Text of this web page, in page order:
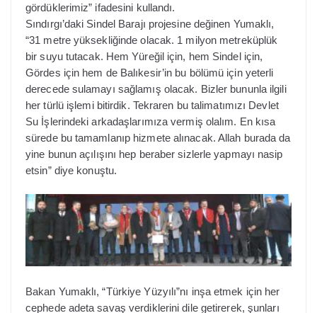
gördüklerimiz” ifadesini kullandı.
Sındırgı’daki Sindel Barajı projesine değinen Yumaklı,
“31 metre yüksekliğinde olacak. 1 milyon metreküplük
bir suyu tutacak. Hem Yüreğil için, hem Sindel için,
Gördes için hem de Balıkesir’in bu bölümü için yeterli
derecede sulamayı sağlamış olacak. Bizler bununla ilgili
her türlü işlemi bitirdik. Tekraren bu talimatımızı Devlet
Su İşlerindeki arkadaşlarımıza vermiş olalım. En kısa
sürede bu tamamlanıp hizmete alınacak. Allah burada da
yine bunun açılışını hep beraber sizlerle yapmayı nasip
etsin” diye konuştu.
Bakan Yumaklı, “Türkiye Yüzyılı”nı inşa etmek için her
cephede adeta savaş verdiklerini dile getirerek, şunları